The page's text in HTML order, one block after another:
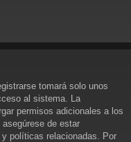
tomará solo unos
al sistema. La
permisos adicionales a los
de estar
políticas relacionadas. Por